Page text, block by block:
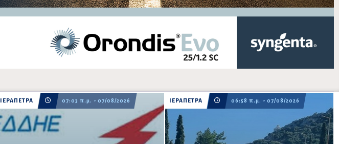
ΙΕΡΑΠΕΤΡΑ 07:03 π.μ. - 07/08/2026 ΙΕΡΑΠΕΤΡΑ 06:58 π.μ. - 07/08/2026